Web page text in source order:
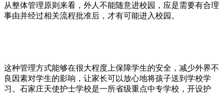
从整体管理原则来看，外人不能随意进校园，应是需要有合理
事由并经过相关流程批准后，才有可能进入校园。
这种管理方式能够在很大程度上保障学生的安全，减少外界不
良因素对学生的影响，让家长可以放心地将孩子送到学校学
习。石家庄天使护士学校是一所省级重点中专学校，开设护